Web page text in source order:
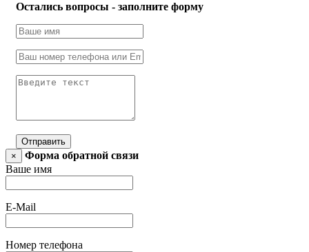
Остались вопросы - заполните форму
Отправить
×
Форма обратной связи
Ваше имя
E-Mail
Номер телефона